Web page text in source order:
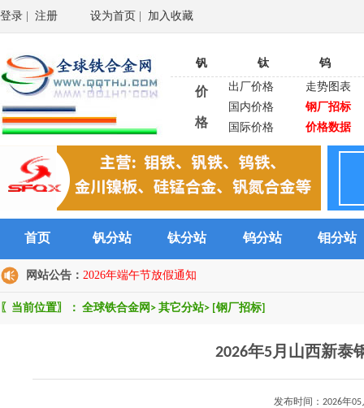
登录 注册 设为首页 加入收藏
钒 钛 钨
价
格
出厂价格
走势图表
国内价格
钢厂招标
国际价格
价格数据
首页 钒分站 钛分站 钨分站 钼分站
网站公告： 2026年端午节放假通知
〖当前位置〗： 全球铁合金网 > 其它分站> [钢厂招标]
2026年5月山西新泰
发布时间：2026年